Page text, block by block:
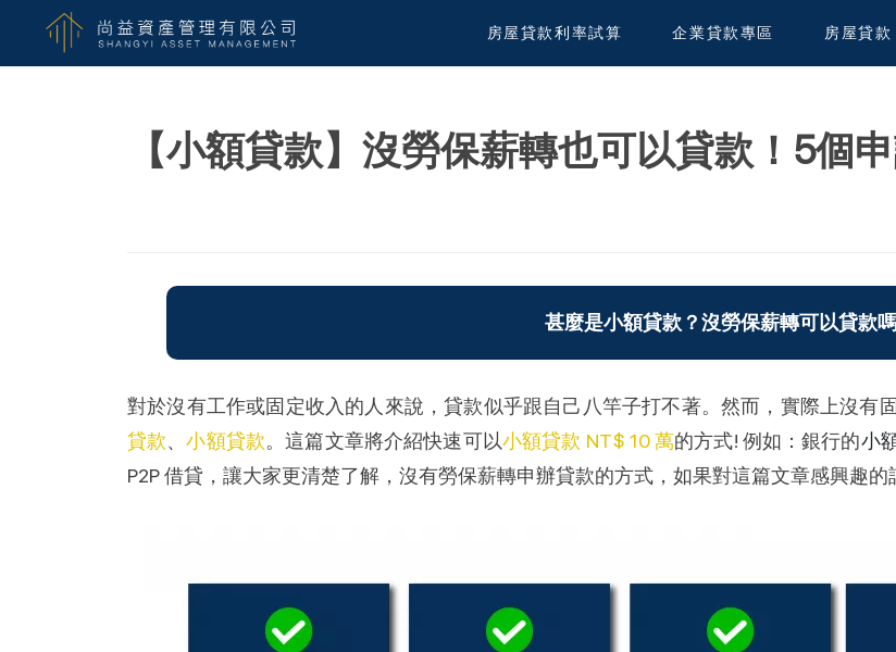
房屋貸款利率試算 企業貸款專區 房屋貸款
【小額貸款】沒勞保薪轉也可以貸款！5個
甚麼是小額貸款？沒勞保薪轉可以貸款
對於沒有工作或固定收入的人來說，貸款似乎跟自己八竿子打不著。然而，實際上沒有
貸款、小額貸款。這篇文章將介紹快速可以小額貸款 NT$ 10 萬的方式! 例如：銀行的小
P2P 借貸，讓大家更清楚了解，沒有勞保薪轉申辦貸款的方式，如果對這篇文章感興趣的